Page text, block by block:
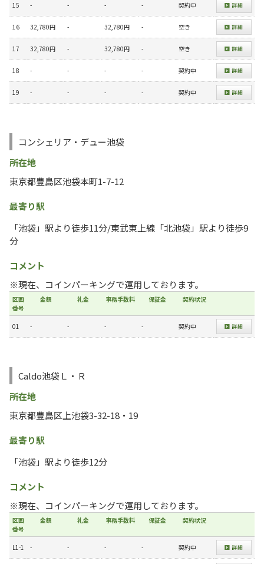
15 - - - - 契約中
16 32,780円 - 32,780円 - 空き
17 32,780円 - 32,780円 - 空き
18 - - - - 契約中
19 - - - - 契約中
コンシェリア・デュー池袋
所在地
東京都豊島区池袋本町1-7-12
最寄り駅
「池袋」駅より徒歩11分/東武東上線「北池袋」駅より徒歩9
分
コメント
※現在、コインパーキングで運用しております。
区画
番号
金額 礼金 事務手数料 保証金 契約状況
01 - - - - 契約中
Caldo池袋Ｌ・Ｒ
所在地
東京都豊島区上池袋3-32-18・19
最寄り駅
「池袋」駅より徒歩12分
コメント
※現在、コインパーキングで運用しております。
区画
番号
金額 礼金 事務手数料 保証金 契約状況
L1-1 - - - - 契約中